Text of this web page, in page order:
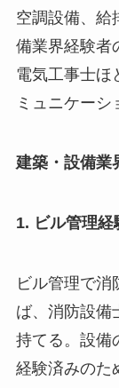
空調設備、給
備業界経験者
電気工事士ほ
ミュニケーシ
建築・設備業
1. ビル管理
ビル管理で消
ば、消防設備
持てる。設備
経験済みのた